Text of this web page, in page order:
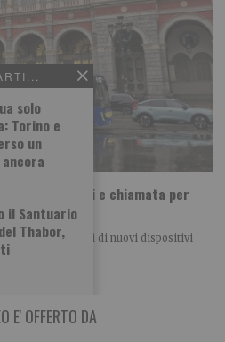
solo
Torino e
un
il Santuario
Thabor,
acustici e chiamata per
saranno dotati di nuovi dispositivi
E' OFFERTO DA